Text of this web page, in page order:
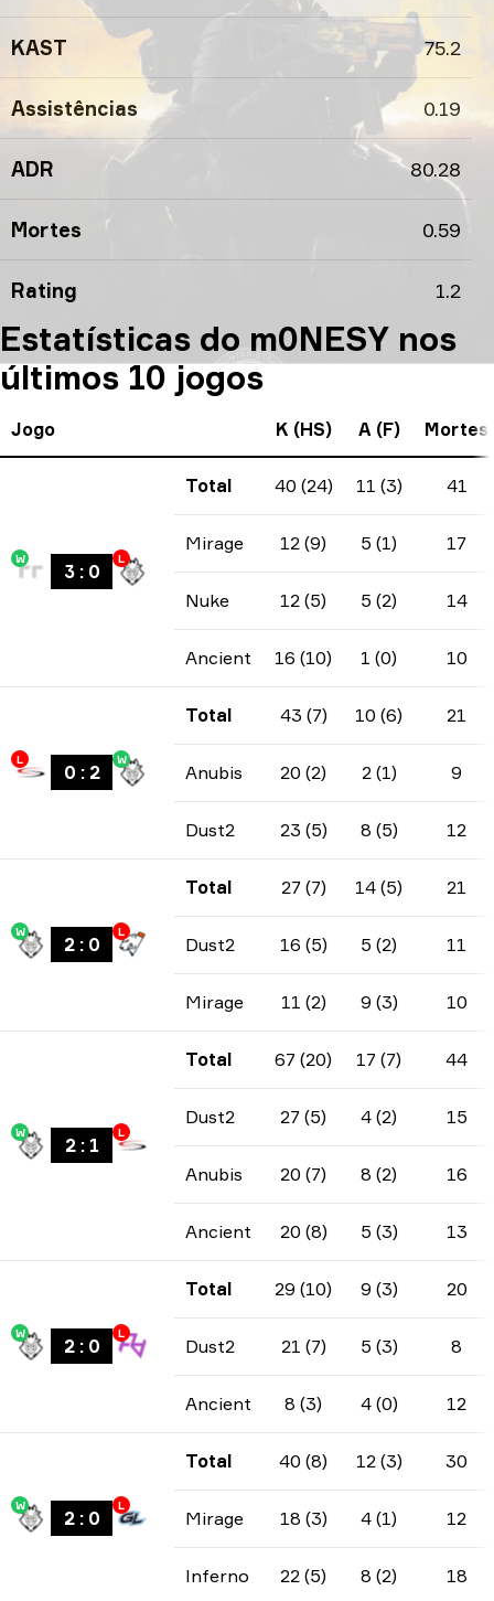
KAST 75.2
Assistências 0.19
ADR 80.28
Mortes 0.59
Rating 1.2
Estatísticas do m0NESY nos
últimos 10 jogos
Jogo K (HS) A (F) Mortes
W
3: 0
L
Total 40 (24) 11 (3) 41
Mirage 12 (9) 5 (1) 17
Nuke 12 (5) 5 (2) 14
Ancient 16 (10) 1 (0) 10
L
0 : 2
W
Total 43 (7) 10 (6) 21
Anubis 20 (2) 2 (1) 9
Dust2 23 (5) 8 (5) 12
W
2: 0
L
Total 27 (7) 14 (5) 21
Dust2 16 (5) 5 (2) 11
Mirage 11 (2) 9 (3) 10
W
2: 1
L
Total 67 (20) 17 (7) 44
Dust2 27 (5) 4 (2) 15
Anubis 20 (7) 8 (2) 16
Ancient 20 (8) 5 (3) 13
W
2: 0
L
Total 29 (10) 9 (3) 20
Dust2 21 (7) 5 (3) 8
Ancient 8 (3) 4 (0) 12
W
2: 0
L
Total 40 (8) 12 (3) 30
Mirage 18 (3) 4 (1) 12
Inferno 22 (5) 8 (2) 18